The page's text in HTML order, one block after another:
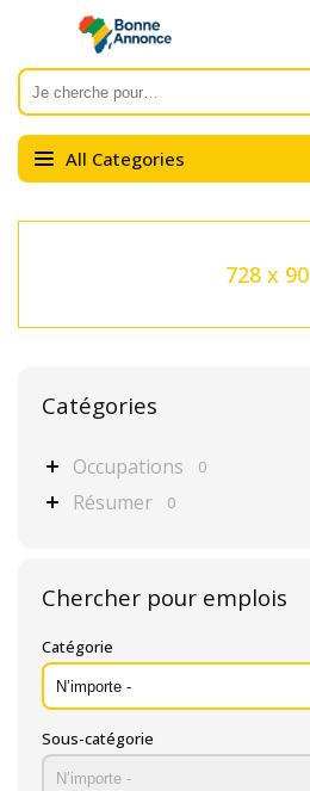
All Categories
728 x 90
Catégories
Occupations 0
Résumer 0
Chercher pour emplois
Catégorie
Sous-catégorie